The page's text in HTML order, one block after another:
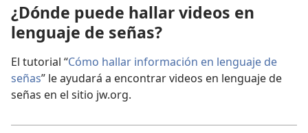
¿Dónde puede hallar videos en
lenguaje de señas?
El tutorial “Cómo hallar información en lenguaje de
señas” le ayudará a encontrar videos en lenguaje de
señas en el sitio jw.org.